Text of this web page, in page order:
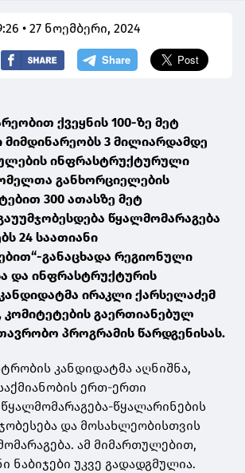
• 27 ნოემბერი, 2024
ქვეყნის 100-ზე მეტ
მიმდინარეობს 3 მილიარდამდე
ინფრასტრუქტურული
განხორციელების
300 ათასზე მეტ
წყალმომარაგება
24 საათიანი
განაცხადა რეგიონული
და ინფრასტრუქტურის
ირაკლი ქარსელაძემ
გაერთიანებულ
პროგრამის წარდგენისას.
კანდიდატმა აღნიშნა,
ერთ-ერთი
წყალარინების
და მოსახლეობისთვის
ამ მიმართულებით,
ნაბიჯები უკვე გადადგმულია.